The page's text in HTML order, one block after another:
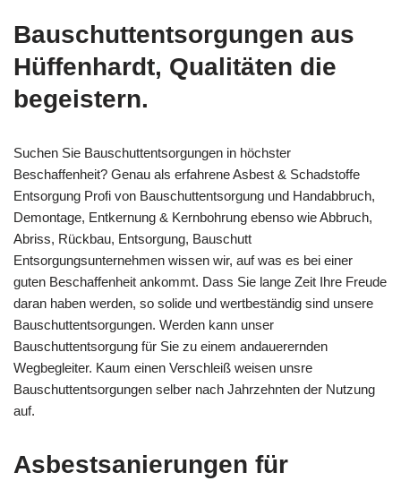
Bauschuttentsorgungen aus
Hüffenhardt, Qualitäten die
begeistern.
Suchen Sie Bauschuttentsorgungen in höchster
Beschaffenheit? Genau als erfahrene Asbest & Schadstoffe
Entsorgung Profi von Bauschuttentsorgung und Handabbruch,
Demontage, Entkernung & Kernbohrung ebenso wie Abbruch,
Abriss, Rückbau, Entsorgung, Bauschutt
Entsorgungsunternehmen wissen wir, auf was es bei einer
guten Beschaffenheit ankommt. Dass Sie lange Zeit Ihre Freude
daran haben werden, so solide und wertbeständig sind unsere
Bauschuttentsorgungen. Werden kann unser
Bauschuttentsorgung für Sie zu einem andauerernden
Wegbegleiter. Kaum einen Verschleiß weisen unsre
Bauschuttentsorgungen selber nach Jahrzehnten der Nutzung
auf.
Asbestsanierungen für